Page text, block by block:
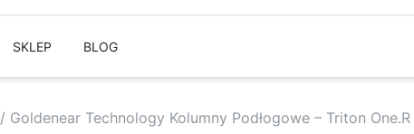
SKLEP BLOG
/ Goldenear Technology Kolumny Podłogowe – Triton One.R